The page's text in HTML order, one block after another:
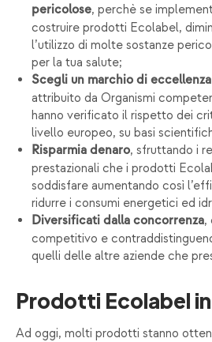
pericolose, perchè se
costruire prodotti Ecolabel,
l’utilizzo di molte sostanze
per la tua salute;
Scegli un marchio di
attribuito da Organismi
hanno verificato il rispetto dei
livello europeo, su basi
Risparmia denaro, sfruttando i
prestazionali che i prodotti
soddisfare aumentando così
ridurre i consumi energetici ed
Diversificati dalla concorrenza,
competitivo e
quelli delle altre aziende che
Prodotti Ecolabel
Ad oggi, molti prodotti stanno